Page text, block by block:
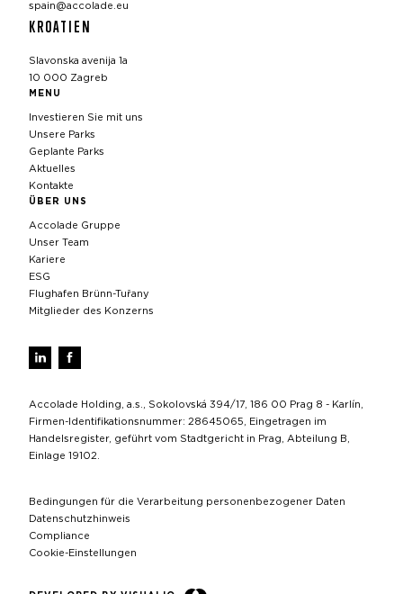
spain@accolade.eu
KROATIEN
Slavonska avenija 1a
10 000 Zagreb
MENU
Investieren Sie mit uns
Unsere Parks
Geplante Parks
Aktuelles
Kontakte
ÜBER UNS
Accolade Gruppe
Unser Team
Kariere
ESG
Flughafen Brünn-Tuřany
Mitglieder des Konzerns
Accolade Holding, a.s., Sokolovská 394/17, 186 00 Prag 8 - Karlín,
Firmen-Identifikationsnummer: 28645065, Eingetragen im
Handelsregister, geführt vom Stadtgericht in Prag, Abteilung B,
Einlage 19102.
Bedingungen für die Verarbeitung personenbezogener Daten
Datenschutzhinweis
Compliance
Cookie-Einstellungen